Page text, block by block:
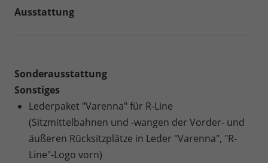
Ausstattung
Sonderausstattung
Sonstiges
Lederpaket "Varenna" für R-Line
(Sitzmittelbahnen und -wangen der Vorder- und
äußeren Rücksitzplätze in Leder "Varenna", "R-
Line"-Logo vorn)